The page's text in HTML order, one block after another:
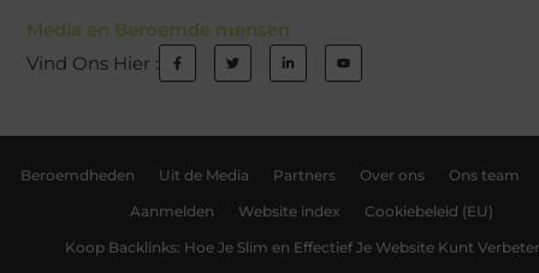
Media en Beroemde mensen
Vind Ons Hier :
Beroemdheden Uit de Media Partners Over ons Ons team
Aanmelden Website index Cookiebeleid (EU)
Koop Backlinks: Hoe Je Slim en Effectief Je Website Kunt